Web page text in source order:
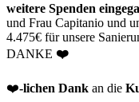
weitere Spenden
und Frau Capitanio und
4.475€ für unsere
DANKE ❤️
❤️-lichen Dank an die